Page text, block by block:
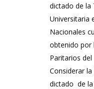
dictado de la
Universitaria
Nacionales
obtenido por
Paritarios
Considerar
dictado de la